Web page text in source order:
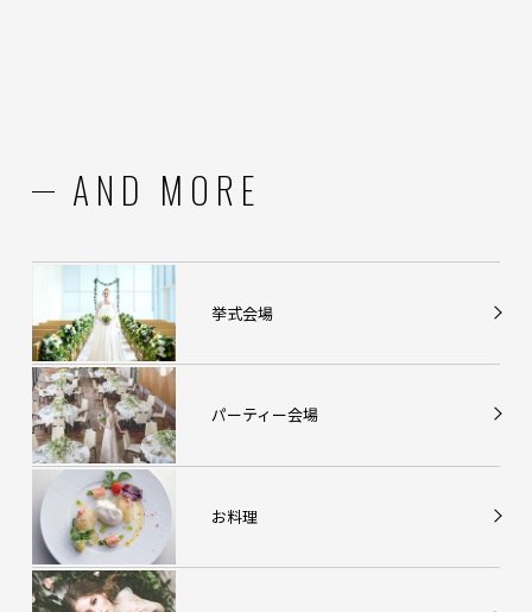
AND MORE
挙式会場
パーティー会場
お料理